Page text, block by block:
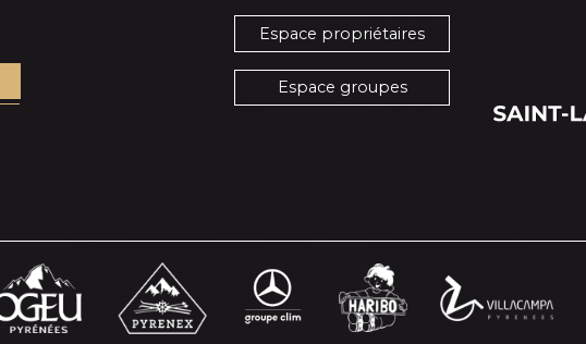
Espace propriétaires
Espace groupes